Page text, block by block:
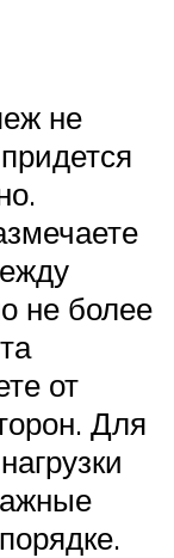
не
не более
от
Для